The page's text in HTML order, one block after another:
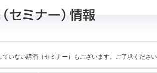
ていない講演（セミナー）もございます。ご了承ください